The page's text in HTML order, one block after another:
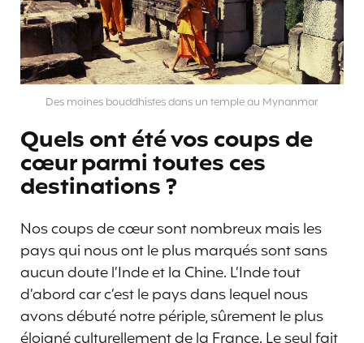
Des moines bouddhistes dans un temple au Mynanmar
Quels ont été vos coups de
cœur parmi toutes ces
destinations ?
Nos coups de cœur sont nombreux mais les
pays qui nous ont le plus marqués sont sans
aucun doute l’Inde et la Chine. L’Inde tout
d’abord car c’est le pays dans lequel nous
avons débuté notre périple, sûrement le plus